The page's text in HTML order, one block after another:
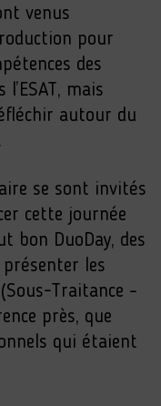
venus
pour
des
mais
autour du
se sont invités
cette journée
bon DuoDay, des
les
Traitance –
près, que
qui étaient